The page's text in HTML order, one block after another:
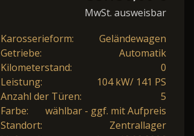
MwSt. ausweisbar
Karosserieform:
Geländewagen
Getriebe:
Automatik
Kilometerstand:
0
Leistung:
104 kW/ 141 PS
Anzahl der Türen:
5
Farbe:
wählbar - ggf. mit Aufpreis
Standort:
Zentrallager